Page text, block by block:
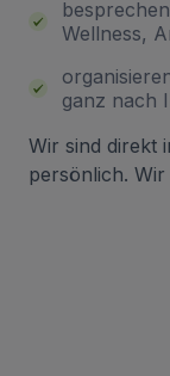
Wellness,
ganz nach
Wir sind direkt
persönlich.